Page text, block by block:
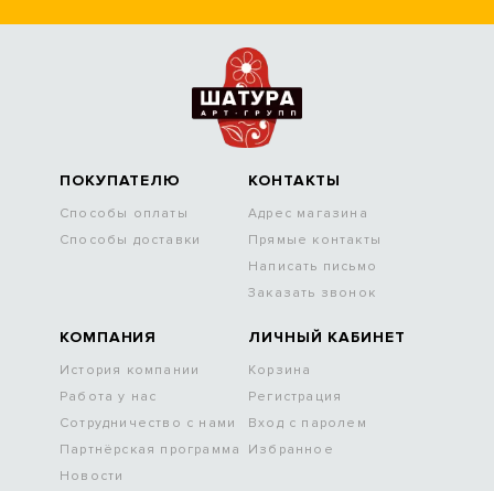
ПОКУПАТЕЛЮ
Способы оплаты
Способы доставки
КОНТАКТЫ
Адрес магазина
Прямые контакты
Написать письмо
Заказать звонок
КОМПАНИЯ
История компании
Работа у нас
Сотрудничество с нами
Партнёрская программа
Новости
ЛИЧНЫЙ КАБИНЕТ
Корзина
Регистрация
Вход с паролем
Избранное